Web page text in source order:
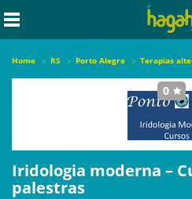
Home RS Porto Alegre Terapias
0
Iridologia moderna –
palestras